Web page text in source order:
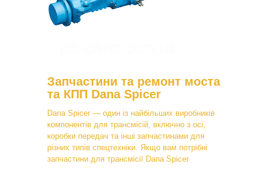
Запчастини та ремонт моста
та КПП Dana Spicer
Dana Spicer — один із найбільших виробників
компонентів для трансмісій, включно з осі,
коробки передач та інші запчастинами для
різних типів спецтехніки. Якщо вам потрібні
запчастини для трансмісії Dana Spicer